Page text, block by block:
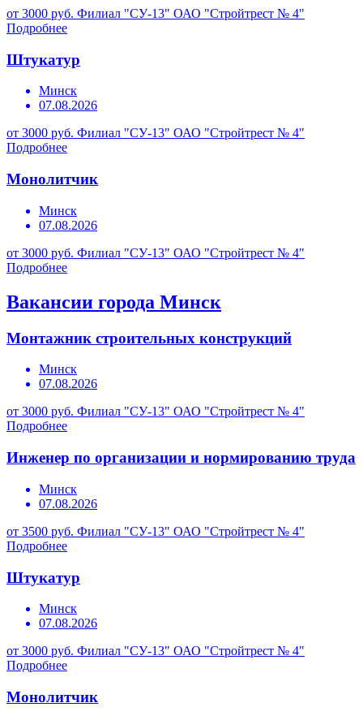
от 3000 руб. Филиал "СУ-13" ОАО "Стройтрест № 4"
Подробнее
Штукатур
Минск
07.08.2026
от 3000 руб. Филиал "СУ-13" ОАО "Стройтрест № 4"
Подробнее
Монолитчик
Минск
07.08.2026
от 3000 руб. Филиал "СУ-13" ОАО "Стройтрест № 4"
Подробнее
Вакансии города Минск
Монтажник строительных конструкций
Минск
07.08.2026
от 3000 руб. Филиал "СУ-13" ОАО "Стройтрест № 4"
Подробнее
Инженер по организации и нормированию труда
Минск
07.08.2026
от 3500 руб. Филиал "СУ-13" ОАО "Стройтрест № 4"
Подробнее
Штукатур
Минск
07.08.2026
от 3000 руб. Филиал "СУ-13" ОАО "Стройтрест № 4"
Подробнее
Монолитчик